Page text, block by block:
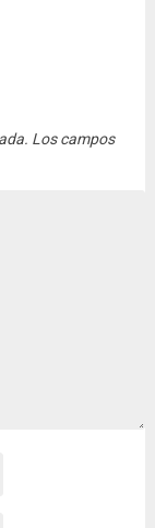
Los campos